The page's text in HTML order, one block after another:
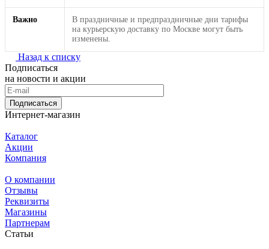
Важно
В праздничные и предпраздничные дни тарифы
на курьерскую доставку по Москве могут быть
изменены.
Назад к списку
Подписаться
на новости и акции
Подписаться
Интернет-магазин
Каталог
Акции
Компания
О компании
Отзывы
Реквизиты
Магазины
Партнерам
Статьи